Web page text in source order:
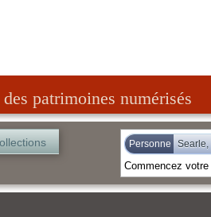
patrimoines numérisés
Personne